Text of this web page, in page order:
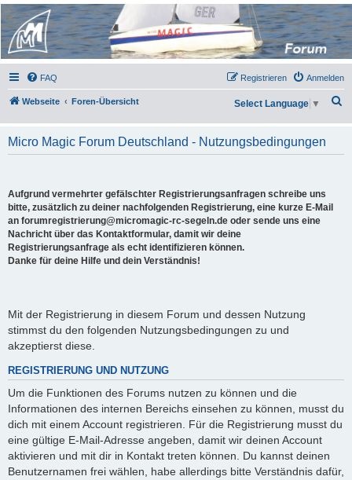
Micro Magic Forum
Deutschland
FAQ Anmelden
Registrieren
Webseite Foren-Übersicht
h
Select Language ▼
Micro Magic Forum Deutschland - Nutzungsbedingungen
Aufgrund vermehrter gefälschter Registrierungsanfragen schreibe uns
bitte, zusätzlich zu deiner nachfolgenden Registrierung, eine kurze E-Mail
an forumregistrierung@micromagic-rc-segeln.de oder sende uns eine
Nachricht über das Kontaktformular, damit wir deine
Registrierungsanfrage als echt identifizieren können.
Danke für deine Hilfe und dein Verständnis!
Mit der Registrierung in diesem Forum und dessen Nutzung
stimmst du den folgenden Nutzungsbedingungen zu und
akzeptierst diese.
REGISTRIERUNG UND NUTZUNG
Um die Funktionen des Forums nutzen zu können und die
Informationen des internen Bereichs einsehen zu können, musst du
dich mit einem Account registrieren. Für die Registrierung musst du
eine gültige E-Mail-Adresse angeben, damit wir deinen Account
aktivieren und mit dir in Kontakt treten können. Du kannst deinen
Benutzernamen frei wählen, habe allerdings bitte Verständnis dafür,